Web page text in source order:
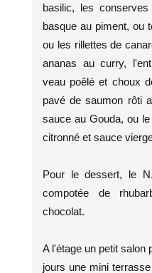
basilic, les
basque au piment, ou
ou les rillettes de
ananas au curry,
veau poêlé et choux
pavé de saumon rôti
sauce au Gouda, ou
citronné et sauce
Pour le dessert, le
compotée de
chocolat.
A l'étage un petit salon
jours une mini